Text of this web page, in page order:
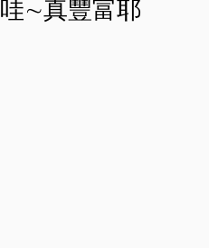
哇∼真豐富耶